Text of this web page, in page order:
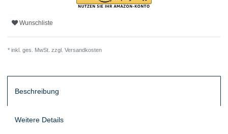
Wunschliste
* inkl. ges. MwSt. zzgl. Versandkosten
Beschreibung
Weitere Details